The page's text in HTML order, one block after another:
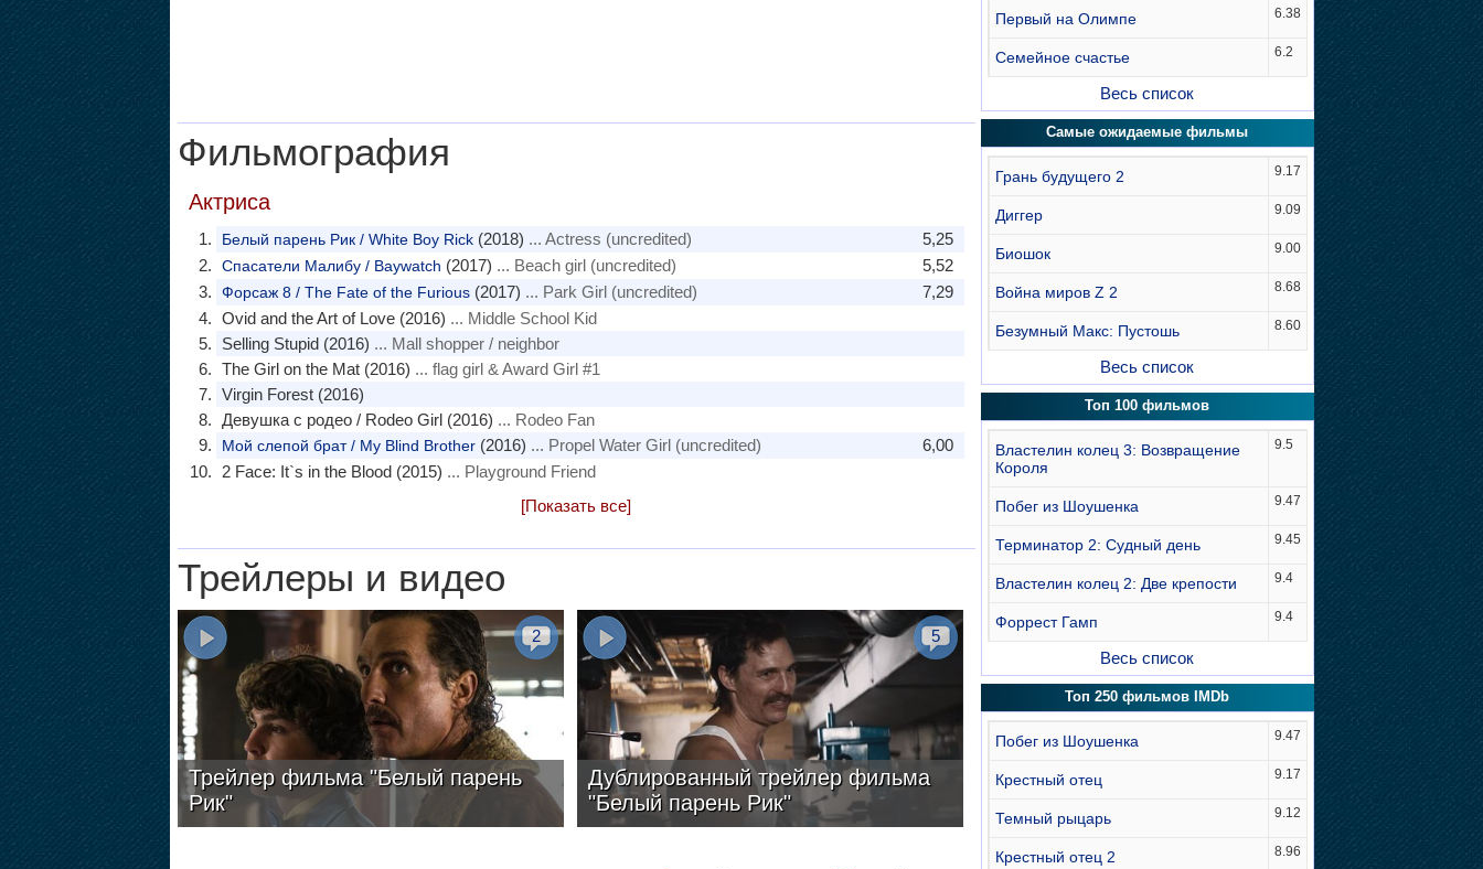
Фильмография
Актриса
5,25
Белый парень Рик / White Boy Rick(2018) ... Actress (uncredited)
5,52
Спасатели Малибу / Baywatch (2017) ... Beach girl (uncredited)
7,29
Форсаж 8 / The Fate of the Furious(2017) ... Park Girl (uncredited)
Ovid and the Art of Love (2016) ... Middle School Kid
Selling Stupid (2016) ... Mall shopper / neighbor
The Girl on the Mat (2016) ... flag girl & Award Girl #1
Virgin Forest (2016)
Девушка с родео / Rodeo Girl (2016) ... Rodeo Fan
6,00
Мой слепой брат / My Blind Brother(2016) ... Propel Water Girl (uncredited)
2 Face: It`s in the Blood (2015) ... Playground Friend
[Показать все]
Трейлеры и видео
Трейлер фильма "Белый парень
Рик"
2
Дублированный трейлер фильма
"Белый парень Рик"
5
Первый на Олимпе 6.38
Семейное счастье 6.2
Весь список
Самые ожидаемые фильмы
Грань будущего 2 9.17
Диггер 9.09
Биошок 9.00
Война миров Z 2 8.68
Безумный Макс: Пустошь 8.60
Весь список
Топ 100 фильмов
Властелин колец 3: Возвращение
Короля
9.5
Побег из Шоушенка 9.47
Терминатор 2: Судный день 9.45
Властелин колец 2: Две крепости 9.4
Форрест Гамп 9.4
Весь список
Топ 250 фильмов IMDb
Побег из Шоушенка 9.47
Крестный отец 9.17
Темный рыцарь 9.12
Крестный отец 2 8.96